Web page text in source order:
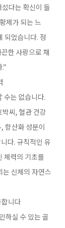
다는 확신이 들
제가 되는 느
되었습니다. 정
한 사랑으로 채
수는 없습니다.
씨, 혈관 건강
항산화 성분이
다. 규칙적인 유
체력의 기초를
는 신체의 자연스
니다
하실 수 있는 골